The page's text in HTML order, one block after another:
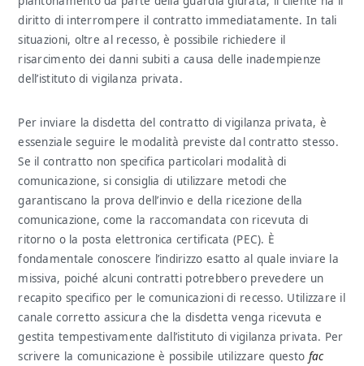
diritto di interrompere il contratto immediatamente. In tali
situazioni, oltre al recesso, è possibile richiedere il
risarcimento dei danni subiti a causa delle inadempienze
dell’istituto di vigilanza privata.
Per inviare la disdetta del contratto di vigilanza privata, è
essenziale seguire le modalità previste dal contratto stesso.
Se il contratto non specifica particolari modalità di
comunicazione, si consiglia di utilizzare metodi che
garantiscano la prova dell’invio e della ricezione della
comunicazione, come la raccomandata con ricevuta di
ritorno o la posta elettronica certificata (PEC). È
fondamentale conoscere l’indirizzo esatto al quale inviare la
missiva, poiché alcuni contratti potrebbero prevedere un
recapito specifico per le comunicazioni di recesso. Utilizzare il
canale corretto assicura che la disdetta venga ricevuta e
gestita tempestivamente dall’istituto di vigilanza privata. Per
scrivere la comunicazione è possibile utilizzare questo fac